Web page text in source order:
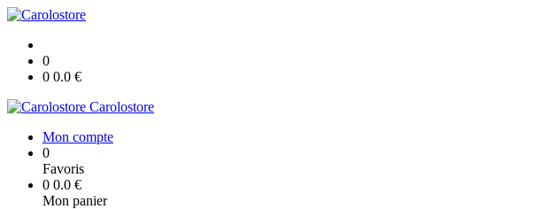
0
0 0.0 €
Carolostore
Mon compte
0
Favoris
0 0.0 €
Mon panier